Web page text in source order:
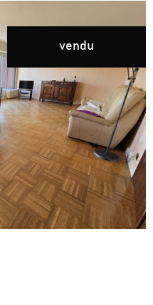
vendu